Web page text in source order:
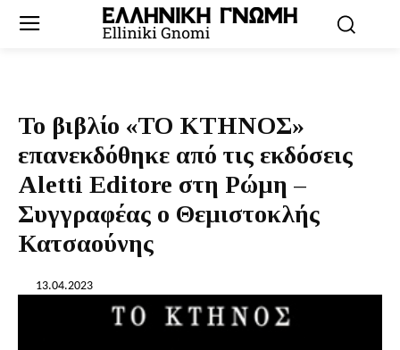
Το βιβλίο «ΤΟ ΚΤΗΝΟΣ»
επανεκδόθηκε από τις εκδόσεις
Aletti Editore στη Ρώμη –
Συγγραφέας ο Θεμιστοκλής
Κατσαούνης
13.04.2023